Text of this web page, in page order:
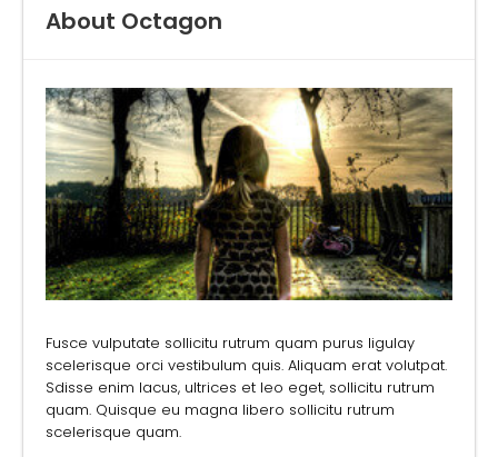
About Octagon
Fusce vulputate sollicitu rutrum quam purus ligulay
scelerisque orci vestibulum quis. Aliquam erat volutpat.
Sdisse enim lacus, ultrices et leo eget, sollicitu rutrum
quam. Quisque eu magna libero sollicitu rutrum
scelerisque quam.